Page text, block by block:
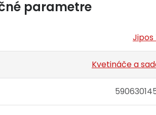
parametre
Jipos
Kvetináče a